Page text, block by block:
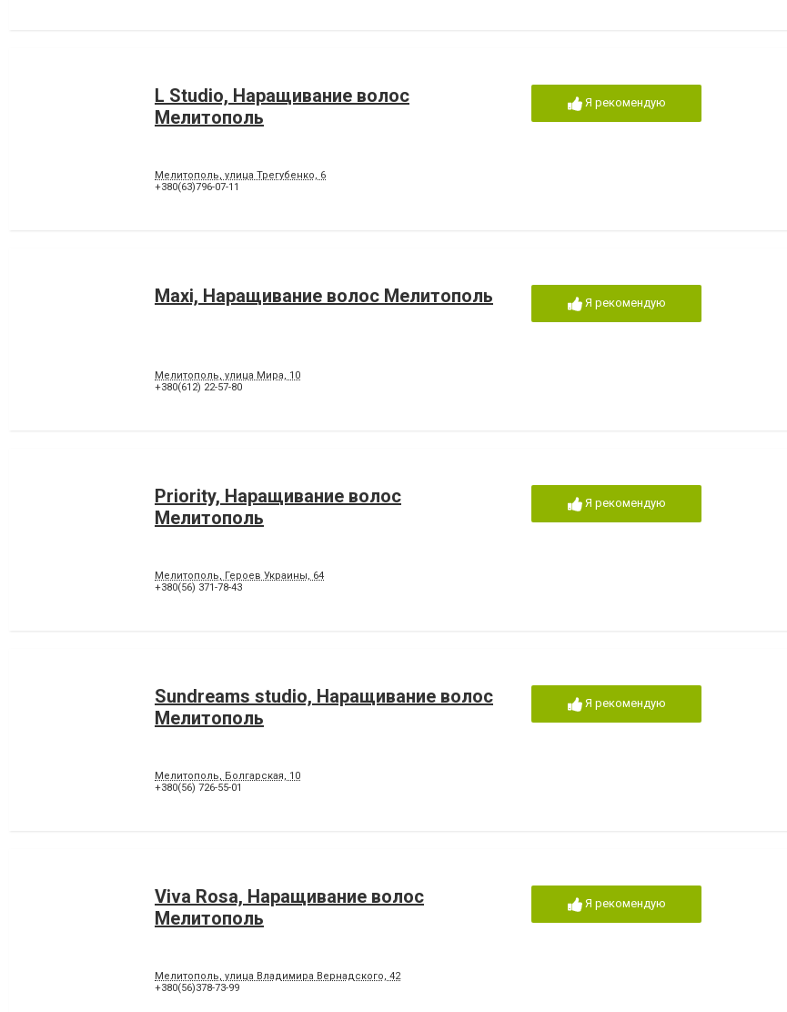
L Studio, Наращивание волос
Мелитополь
Мелитополь, улица Трегубенко, 6
+380(63)796-07-11
Я рекомендую
Maxi, Наращивание волос Мелитополь
Мелитополь, улица Мира, 10
+380(612) 22-57-80
Я рекомендую
Priority, Наращивание волос
Мелитополь
Мелитополь, Героев Украины, 64
+380(56) 371-78-43
Я рекомендую
Sundreams studio, Наращивание волос
Мелитополь
Мелитополь, Болгарская, 10
+380(56) 726-55-01
Я рекомендую
Viva Rosa, Наращивание волос
Мелитополь
Мелитополь, улица Владимира Вернадского, 42
+380(56)378-73-99
Я рекомендую